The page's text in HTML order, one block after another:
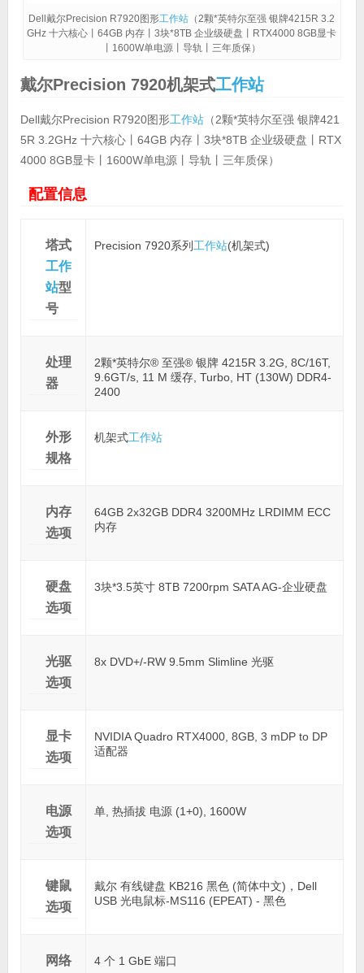
Dell戴尔Precision R7920图形工作站 （2颗*英特尔至强 银牌4215R 3.2
GHz 十六核心丨64GB 内存丨3块*8TB 企业级硬盘丨RTX4000 8GB显卡
丨1600W单电源丨导轨丨三年质保）
戴尔Precision 7920机架式工作站
Dell戴尔Precision R7920图形工作站（2颗*英特尔至强 银牌421
5R 3.2GHz 十六核心丨64GB 内存丨3块*8TB 企业级硬盘丨RTX
4000 8GB显卡丨1600W单电源丨导轨丨三年质保）
配置信息
塔式
工作
站型
号
Precision 7920系列 工作站(机架式)
处理
器
2颗*英特尔® 至强® 银牌 4215R 3.2G, 8C/16T,
9.6GT/s, 11 M 缓存, Turbo, HT (130W) DDR4-
2400
外形
规格
机架式工作站
内存
选项
64GB 2x32GB DDR4 3200MHz LRDIMM ECC
内存
硬盘
选项
3块*3.5英寸 8TB 7200rpm SATA AG-企业硬盘
光驱
选项
8x DVD+/-RW 9.5mm Slimline 光驱
显卡
选项
NVIDIA Quadro RTX4000, 8GB, 3 mDP to DP
适配器
电源
选项
单, 热插拔 电源 (1+0), 1600W
键鼠
选项
戴尔 有线键盘 KB216 黑色 (简体中文)，Dell
USB 光电鼠标-MS116 (EPEAT) - 黑色
网络
4 个 1 GbE 端口